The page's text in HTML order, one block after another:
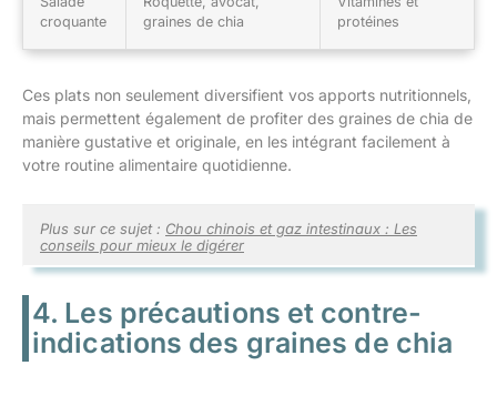
croquante
graines de chia
protéines
Ces plats non seulement diversifient vos apports nutritionnels,
mais permettent également de profiter des graines de chia de
manière gustative et originale, en les intégrant facilement à
votre routine alimentaire quotidienne.
Plus sur ce sujet : Chou chinois et gaz intestinaux : Les
conseils pour mieux le digérer
4. Les précautions et contre-
indications des graines de chia